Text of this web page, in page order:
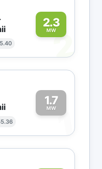
2.3
MW2
1.7
MW1